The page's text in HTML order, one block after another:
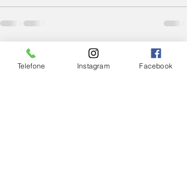
Posts Relacionados Ver tudo
Telefone Instagram Facebook